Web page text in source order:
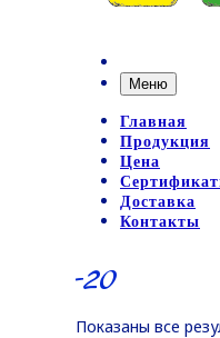
Меню
Главная
Продукция
Цена
Доставка
Контакты
-20
Показаны все